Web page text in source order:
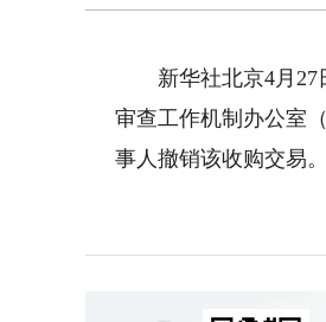
新华社北京4月27日
审查工作机制办公室
事人撤销该收购交易。